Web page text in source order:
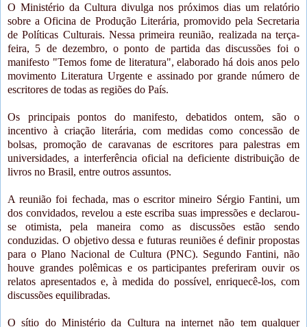
O Ministério da Cultura divulga nos próximos dias um relatório
sobre a Oficina de Produção Literária, promovido pela Secretaria
de Políticas Culturais. Nessa primeira reunião, realizada na terça-
feira, 5 de dezembro, o ponto de partida das discussões foi o
manifesto "Temos fome de literatura", elaborado há dois anos pelo
movimento Literatura Urgente e assinado por grande número de
escritores de todas as regiões do País.
Os principais pontos do manifesto, debatidos ontem, são o
incentivo à criação literária, com medidas como concessão de
bolsas, promoção de caravanas de escritores para palestras em
universidades, a interferência oficial na deficiente distribuição de
livros no Brasil, entre outros assuntos.
A reunião foi fechada, mas o escritor mineiro Sérgio Fantini, um
dos convidados, revelou a este escriba suas impressões e declarou-
se otimista, pela maneira como as discussões estão sendo
conduzidas. O objetivo dessa e futuras reuniões é definir propostas
para o Plano Nacional de Cultura (PNC). Segundo Fantini, não
houve grandes polêmicas e os participantes preferiram ouvir os
relatos apresentados e, à medida do possível, enriquecê-los, com
discussões equilibradas.
O sítio do Ministério da Cultura na internet não tem qualquer